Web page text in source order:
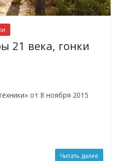
21 века, гонки
от 8 ноября 2015
Читать далее